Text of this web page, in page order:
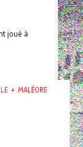
joué à
+ MALÉORE